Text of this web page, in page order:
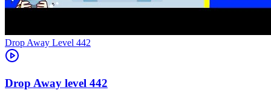
Level 442
442